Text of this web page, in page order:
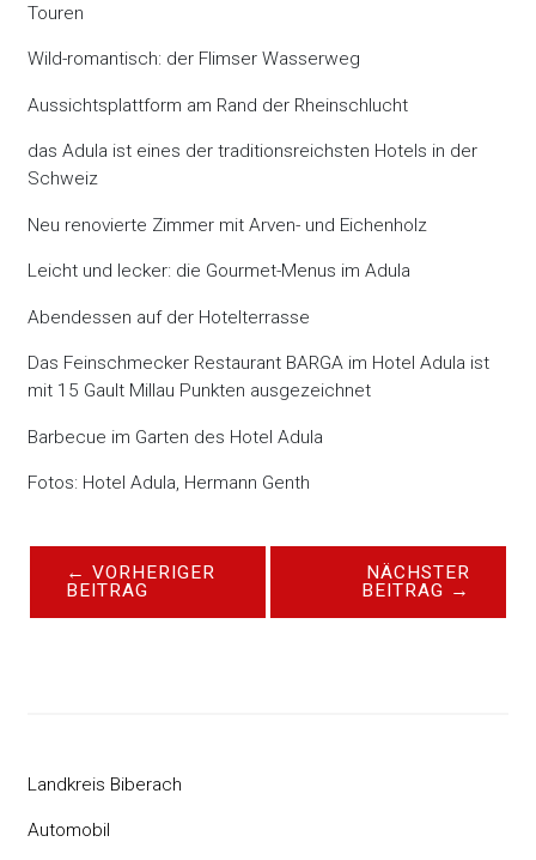
Touren
Wild-romantisch: der Flimser Wasserweg
Aussichtsplattform am Rand der Rheinschlucht
das Adula ist eines der traditionsreichsten Hotels in der
Schweiz
Neu renovierte Zimmer mit Arven- und Eichenholz
Leicht und lecker: die Gourmet-Menus im Adula
Abendessen auf der Hotelterrasse
Das Feinschmecker Restaurant BARGA im Hotel Adula ist
mit 15 Gault Millau Punkten ausgezeichnet
Barbecue im Garten des Hotel Adula
Fotos: Hotel Adula, Hermann Genth
← VORHERIGER
BEITRAG
NÄCHSTER
BEITRAG →
Landkreis Biberach
Automobil